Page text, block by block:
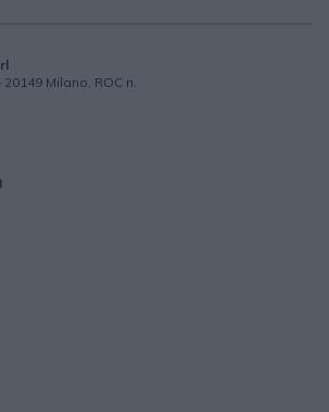
Milano, ROC n.